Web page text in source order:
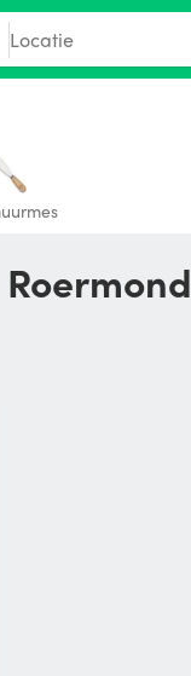
Locatie